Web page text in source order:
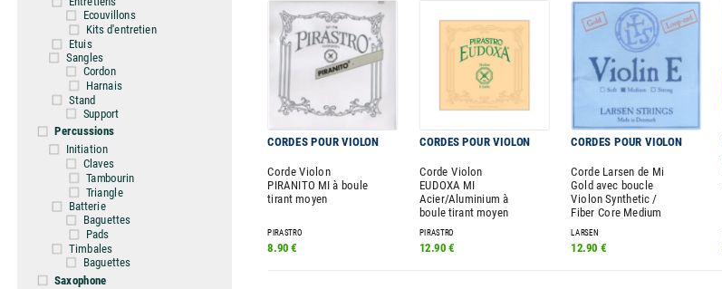
Ecouvillons
Kits d'entretien
Etuis
Sangles
Cordon
Harnais
Stand
Support
Percussions
Initiation
Claves
Tambourin
Triangle
Batterie
Baguettes
Pads
Timbales
Baguettes
Saxophone
CORDES POUR VIOLON CORDES POUR VIOLON CORDES POUR VIOLON
Corde Violon
PIRANITO MI à boule
tirant moyen
Corde Violon
EUDOXA MI
Acier/Aluminium à
boule tirant moyen
Corde Larsen de Mi
Gold avec boucle
Violon Synthetic /
Fiber Core Medium
PIRASTRO PIRASTRO LARSEN
8.90 € 12.90 € 12.90 €